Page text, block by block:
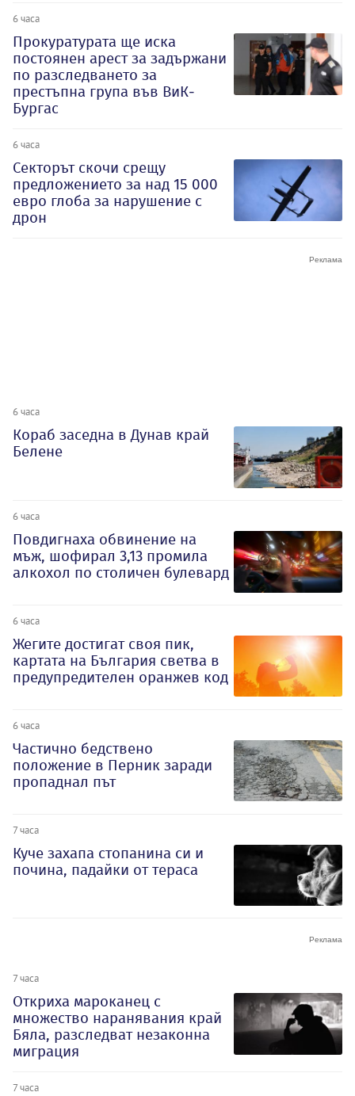
6 часа
Прокуратурата ще иска
постоянен арест за задържани
по разследването за
престъпна група във ВиК-
Бургас
6 часа
Секторът скочи срещу
предложението за над 15 000
евро глоба за нарушение с
дрон
6 часа
Кораб заседна в Дунав край
Белене
6 часа
Повдигнаха обвинение на
мъж, шофирал 3,13 промила
алкохол по столичен булевард
6 часа
Жегите достигат своя пик,
картата на България светва в
предупредителен оранжев код
6 часа
Частично бедствено
положение в Перник заради
пропаднал път
7 часа
Куче захапа стопанина си и
почина, падайки от тераса
7 часа
Откриха мароканец с
множество наранявания край
Бяла, разследват незаконна
миграция
7 часа